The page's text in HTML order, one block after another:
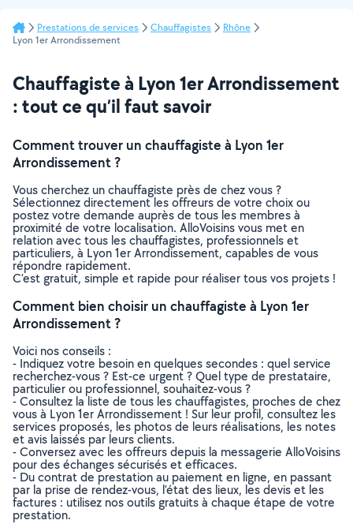
Prestations de services Chauffagistes
Rhône
Lyon 1er Arrondissement
Chauffagiste à Lyon 1er Arrondissement
: tout ce qu’il faut savoir
Comment trouver un chauffagiste à Lyon 1er
Arrondissement ?
Vous cherchez un chauffagiste près de chez vous ?
Sélectionnez directement les offreurs de votre choix ou
postez votre demande auprès de tous les membres à
proximité de votre localisation. AlloVoisins vous met en
relation avec tous les chauffagistes, professionnels et
particuliers, à Lyon 1er Arrondissement, capables de vous
répondre rapidement.
C’est gratuit, simple et rapide pour réaliser tous vos projets !
Comment bien choisir un chauffagiste à Lyon 1er
Arrondissement ?
Voici nos conseils :
- Indiquez votre besoin en quelques secondes : quel service
recherchez-vous ? Est-ce urgent ? Quel type de prestataire,
particulier ou professionnel, souhaitez-vous ?
- Consultez la liste de tous les chauffagistes, proches de chez
vous à Lyon 1er Arrondissement ! Sur leur profil, consultez les
services proposés, les photos de leurs réalisations, les notes
et avis laissés par leurs clients.
- Conversez avec les offreurs depuis la messagerie AlloVoisins
pour des échanges sécurisés et efficaces.
- Du contrat de prestation au paiement en ligne, en passant
par la prise de rendez-vous, l’état des lieux, les devis et les
factures : utilisez nos outils gratuits à chaque étape de votre
prestation.